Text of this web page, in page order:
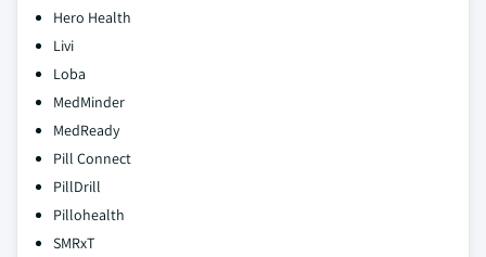
Hero Health
Livi
Loba
MedMinder
MedReady
Pill Connect
PillDrill
Pillohealth
SMRxT